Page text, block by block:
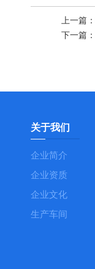
上一篇：
下一篇：
关于我们
企业简介
企业资质
企业文化
生产车间